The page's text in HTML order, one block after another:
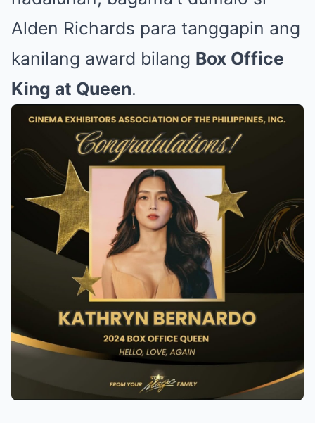
Alden Richards para tanggapin ang
kanilang award bilang Box Office
King at Queen.